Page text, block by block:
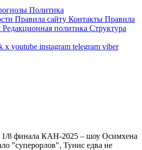
Политика
Правила сайту Контакты Правила
Редакционная политика Структура
x youtube instagram telegram viber
8 финала КАН-2025 – шоу Осимхена
"суперорлов", Тунис едва не